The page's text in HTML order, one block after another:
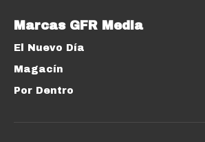
Marcas GFR Media
El Nuevo Día
Magacín
Por Dentro